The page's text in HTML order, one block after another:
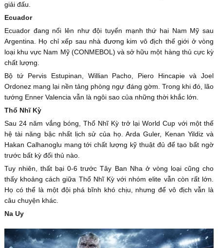
giải đấu.
Ecuador
Ecuador đang nổi lên như đội tuyển mạnh thứ hai Nam Mỹ sau
Argentina. Họ chỉ xếp sau nhà đương kim vô địch thế giới ở vòng
loại khu vực Nam Mỹ (CONMEBOL) và sở hữu một hàng thủ cực kỳ
chất lượng.
Bộ tứ Pervis Estupinan, Willian Pacho, Piero Hincapie và Joel
Ordonez mang lại nền tảng phòng ngự đáng gờm. Trong khi đó, lão
tướng Enner Valencia vẫn là ngôi sao của những thời khắc lớn.
Thổ Nhĩ Kỳ
Sau 24 năm vắng bóng, Thổ Nhĩ Kỳ trở lại World Cup với một thế
hệ tài năng bậc nhất lịch sử của họ. Arda Guler, Kenan Yildiz và
Hakan Calhanoglu mang tới chất lượng kỹ thuật đủ để tạo bất ngờ
trước bất kỳ đối thủ nào.
Tuy nhiên, thất bại 0-6 trước Tây Ban Nha ở vòng loại cũng cho
thấy khoảng cách giữa Thổ Nhĩ Kỳ với nhóm elite vẫn còn rất lớn.
Họ có thể là một đội phá bĩnh khó chịu, nhưng để vô địch vẫn là
câu chuyện khác.
Na Uy